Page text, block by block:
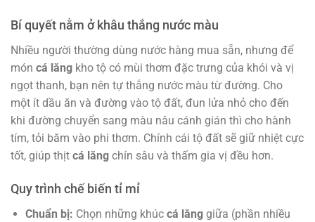
Bí quyết nằm ở khâu thắng nước màu
Nhiều người thường dùng nước hàng mua sẵn, nhưng để
món cá lăng kho tộ có mùi thơm đặc trưng của khói và vị
ngọt thanh, bạn nên tự thắng nước màu từ đường. Cho
một ít dầu ăn và đường vào tộ đất, đun lửa nhỏ cho đến
khi đường chuyển sang màu nâu cánh gián thì cho hành
tím, tỏi băm vào phi thơm. Chính cái tộ đất sẽ giữ nhiệt cực
tốt, giúp thịt cá lăng chín sâu và thấm gia vị đều hơn.
Quy trình chế biến tỉ mỉ
Chuẩn bị: Chọn những khúc cá lănggiữa (phần nhiều